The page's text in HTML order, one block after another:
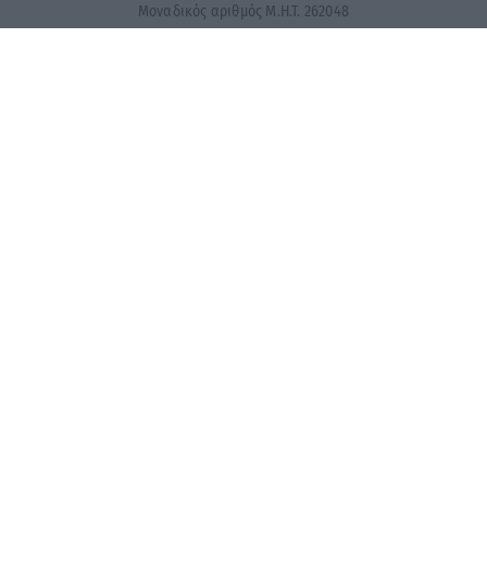
Μοναδικός αριθμός Μ.Η.Τ. 262048